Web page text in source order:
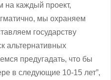
на каждый проект,
мы охраняем
государству
альтернативных
предугадать, что бы
в следующие 10-15 лет”,